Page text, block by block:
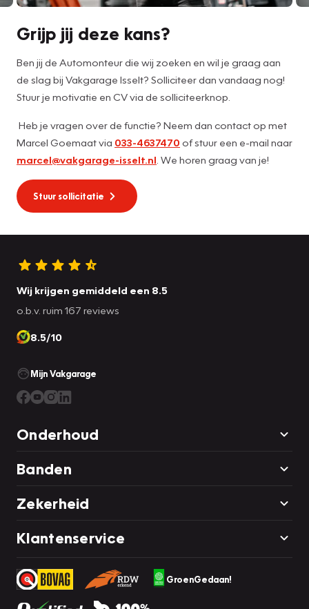
Grijp jij deze kans?
Ben jij de Automonteur die wij zoeken en wil je graag aan
de slag bij Vakgarage Isselt? Solliciteer dan vandaag nog!
Stuur je motivatie en CV via de solliciteerknop.
Heb je vragen over de functie? Neem dan contact op met
Marcel Goemaat via 033-4637470 of stuur een e-mail naar
marcel@vakgarage-isselt.nl . We horen graag van je!
Stuur sollicitatie
Wij krijgen gemiddeld een 8.5
o.b.v. ruim 167 reviews
8.5/10
Mijn Vakgarage
Onderhoud
Banden
Zekerheid
Klantenservice
GroenGedaan!